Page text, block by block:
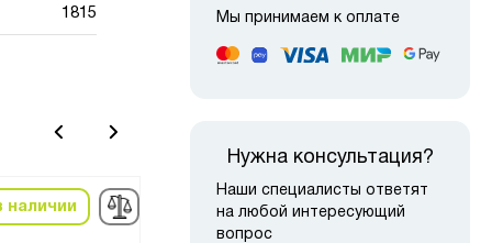
1815
наличии в наличии
Мы принимаем к оплате
Нужна консультация?
Наши специалисты ответят
на любой интересующий
вопрос